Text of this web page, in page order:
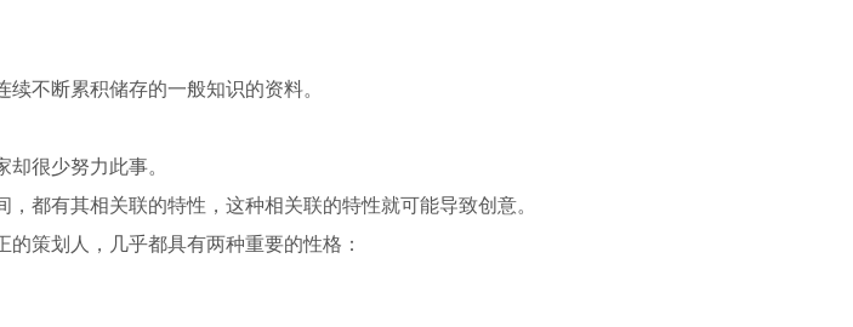
不断累积储存的一般知识的资料。
很少努力此事。
都有其相关联的特性，这种相关联的特性就可能导致创意。
策划人，几乎都具有两种重要的性格：